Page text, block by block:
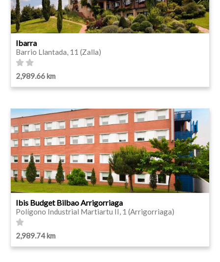
Ibarra
Barrio Llantada, 11 (Zalla)
2,989.66 km
Ibis Budget Bilbao Arrigorriaga
Polígono Industrial Martiartu II, 1 (Arrigorriaga)
2,989.74 km